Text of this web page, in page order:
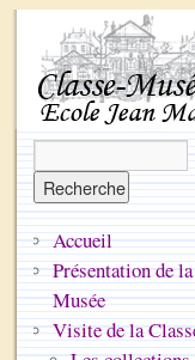
Accueil
Présentation de
Musée
Visite de la